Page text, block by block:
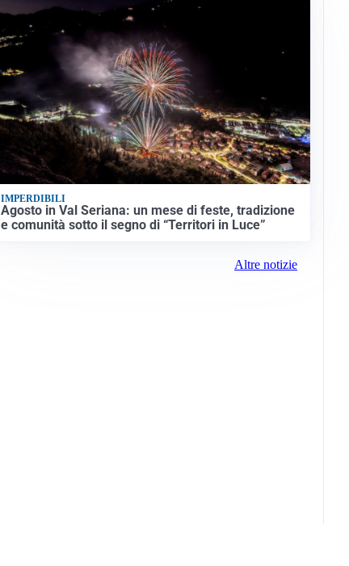
IMPERDIBILI
Agosto in Val Seriana: un mese di feste, tradizione
e comunità sotto il segno di “Territori in Luce”
Altre notizie